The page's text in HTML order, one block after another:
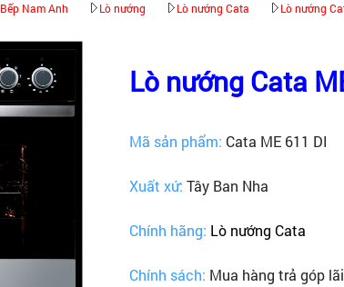
Bếp Nam Anh Lò nướng Lò nướng Cata Lò nướng
Lò nướng Cata
Mã sản phẩm: Cata ME 611 DI
Xuất xứ: Tây Ban Nha
Chính hãng: Lò nướng Cata
Chính sách: Mua hàng trả góp